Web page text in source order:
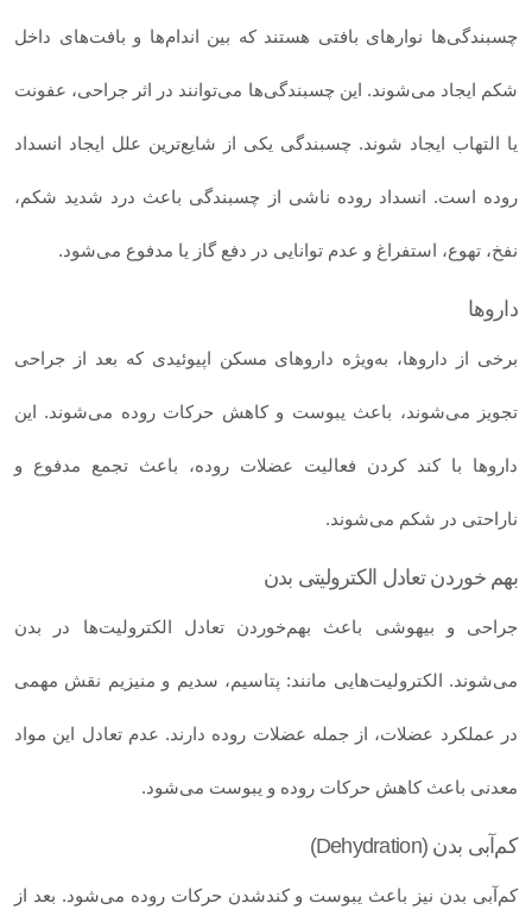
چسبندگی‌ها نوارهای بافتی هستند که بین اندام‌ها و بافت‌های داخل
شکم ایجاد می‌شوند. این چسبندگی‌ها می‌توانند در اثر جراحی، عفونت
یا التهاب ایجاد شوند. چسبندگی یکی از شایع‌ترین علل ایجاد انسداد
روده است. انسداد روده ناشی از چسبندگی باعث درد شدید شکم،
نفخ، تهوع، استفراغ و عدم توانایی در دفع گاز یا مدفوع می‌شود.
داروها
برخی از داروها، به‌ویژه داروهای مسکن اپیوئیدی که بعد از جراحی
تجویز می‌شوند، باعث یبوست و کاهش حرکات روده می‌شوند. این
داروها با کند کردن فعالیت عضلات روده، باعث تجمع مدفوع و
ناراحتی در شکم می‌شوند.
بهم خوردن تعادل الکترولیتی بدن
جراحی و بیهوشی باعث بهم‌خوردن تعادل الکترولیت‌ها در بدن
می‌شوند. الکترولیت‌هایی مانند: پتاسیم، سدیم و منیزیم نقش مهمی
در عملکرد عضلات، از جمله عضلات روده دارند. عدم تعادل این مواد
معدنی باعث کاهش حرکات روده و یبوست می‌شود.
کم‌آبی بدن (Dehydration)
کم‌آبی بدن نیز باعث یبوست و کندشدن حرکات روده می‌شود. بعد از